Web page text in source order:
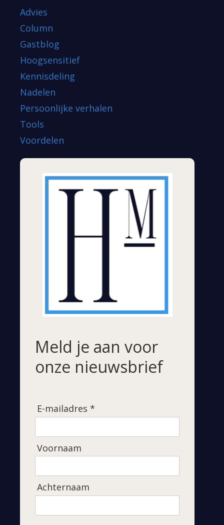
Advies
Column
Gastblog
Hoogsensitief
Kennisdeling
Nadelen
Persoonlijke verhalen
Tools
Voordelen
Meld je aan voor
onze nieuwsbrief
E-mailadres *
Voornaam
Achternaam